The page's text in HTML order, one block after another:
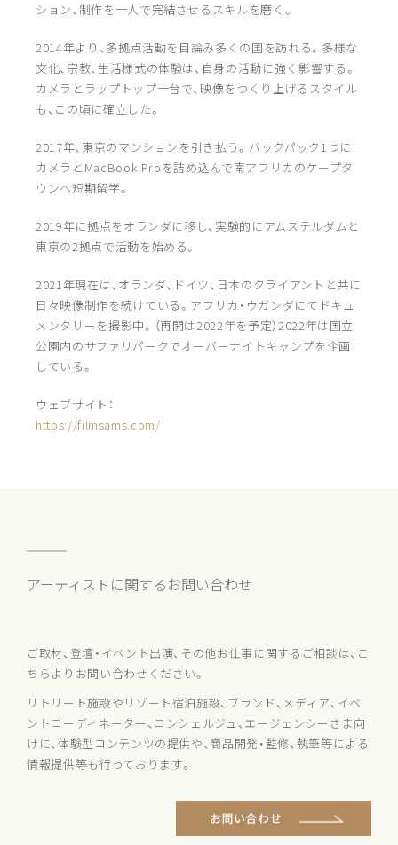
ション、制作を一人で完結させるスキルを磨く。
2014年より、多拠点活動を目論み多くの国を訪れる。多様な
文化、宗教、生活様式の体験は、自身の活動に強く影響する。
カメラとラップトップ一台で、映像をつくり上げるスタイル
も、この頃に確立した。
2017年、東京のマンションを引き払う。バックパック1つに
カメラとMacBook Proを詰め込んで南アフリカのケープタ
ウンへ短期留学。
2019年に拠点をオランダに移し、実験的にアムステルダムと
東京の2拠点で活動を始める。
2021年現在は、オランダ、ドイツ、日本のクライアントと共に
日々映像制作を続けている。アフリカ・ウガンダにてドキュ
メンタリーを撮影中。（再開は2022年を予定）2022年は国立
公園内のサファリパークでオーバーナイトキャンプを企画
している。
ウェブサイト：
https://filmsams.com/
アーティストに関するお問い合わせ
ご取材、登壇・イベント出演、その他お仕事に関するご相談は、こ
ちらよりお問い合わせください。
リトリート施設やリゾート宿泊施設、ブランド、メディア、イベ
ントコーディネーター、コンシェルジュ、エージェンシーさま向
けに、体験型コンテンツの提供や、商品開発・監修、執筆等による
情報提供等も行っております。